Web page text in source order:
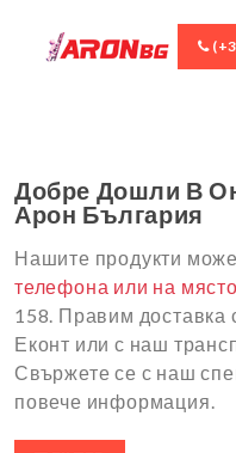
Добре Дошли В
Арон България
Нашите продукти
телефона или на място
158. Правим доставка
Еконт или с наш
Свържете се с наш
повече информация.